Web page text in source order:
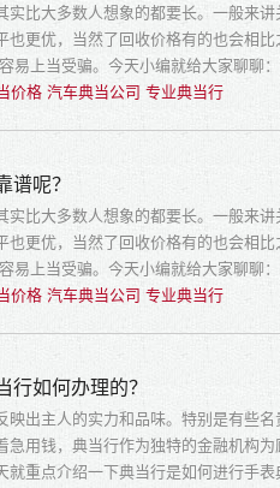
比大多数人想象的都要长。一般来
更优，当然了回收价格有的也会相
易上当受骗。今天小编就给大家聊聊
价格 汽车典当公司 专业典当行
谱呢？
比大多数人想象的都要长。一般来
更优，当然了回收价格有的也会相
易上当受骗。今天小编就给大家聊聊
价格 汽车典当公司 专业典当行
行如何办理的？
映出主人的实力和品味。特别是有些
用钱，典当行作为独特的金融机构
重点介绍一下典当行是如何进行手表